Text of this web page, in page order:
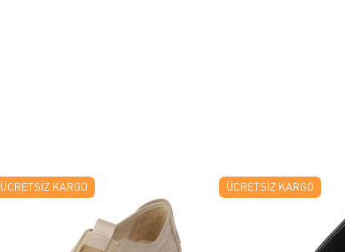
ÜCRETSIZ KARGO ÜCRETSIZ KARGO